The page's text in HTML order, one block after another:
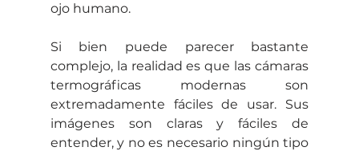
ojo humano.
Si bien puede parecer bastante
complejo, la realidad es que las cámaras
termográficas modernas son
extremadamente fáciles de usar. Sus
imágenes son claras y fáciles de
entender, y no es necesario ningún tipo